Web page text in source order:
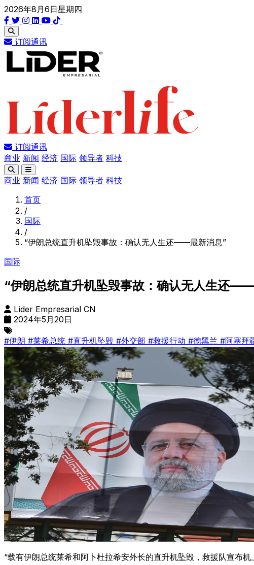
2026年8月6日星期四
订阅通讯
订阅通讯
商业 新闻 经济 国际 领导者 科技
商业 新闻 经济 国际 领导者 科技
首页
/
国际
/
“伊朗总统直升机坠毁事故：确认无人生还——最新消息”
国际
“伊朗总统直升机坠毁事故：确认无人生还
Líder Empresarial CN
2024年5月20日
#伊朗 #莱希总统 #直升机坠毁 #外交部 #救援行动 #德黑兰 #阿塞拜
“载有伊朗总统莱希和阿卜杜拉希安外长的直升机坠毁，救援队宣布